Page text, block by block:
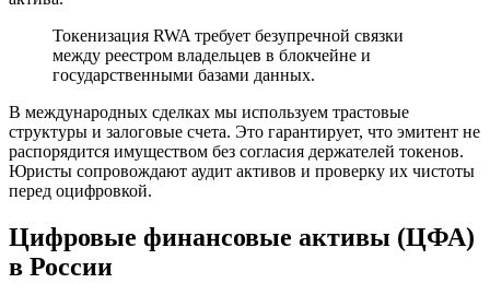
Токенизация RWA требует безупречной связки
между реестром владельцев в блокчейне и
государственными базами данных.
В международных сделках мы используем трастовые
структуры и залоговые счета. Это гарантирует, что эмитент не
распорядится имуществом без согласия держателей токенов.
Юристы сопровождают аудит активов и проверку их чистоты
перед оцифровкой.
Цифровые финансовые активы (ЦФА)
в России